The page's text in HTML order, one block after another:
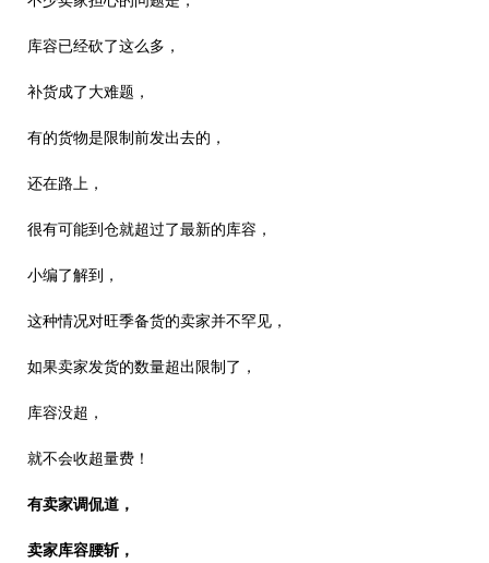
库容已经砍了这么多，
补货成了大难题，
有的货物是限制前发出去的，
还在路上，
很有可能到仓就超过了最新的库容，
小编了解到，
这种情况对旺季备货的卖家并不罕见，
如果卖家发货的数量超出限制了，
库容没超，
就不会收超量费！
有卖家调侃道，
卖家库容腰斩，